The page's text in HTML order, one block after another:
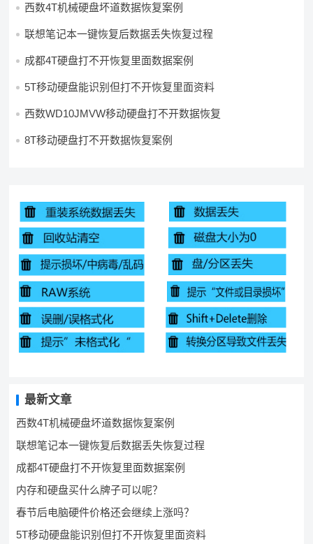
西数4T机械硬盘坏道数据恢复案例
联想笔记本一键恢复后数据丢失恢复过程
成都4T硬盘打不开恢复里面数据案例
5T移动硬盘能识别但打不开恢复里面资料
西数WD10JMVW移动硬盘打不开数据恢复
8T移动硬盘打不开数据恢复案例
最新文章
西数4T机械硬盘坏道数据恢复案例
联想笔记本一键恢复后数据丢失恢复过程
成都4T硬盘打不开恢复里面数据案例
内存和硬盘买什么牌子可以呢？
春节后电脑硬件价格还会继续上涨吗？
5T移动硬盘能识别但打不开恢复里面资料